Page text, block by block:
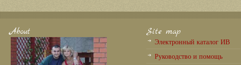
About Site map
Электронный каталог ИВ
Руководство и помощь